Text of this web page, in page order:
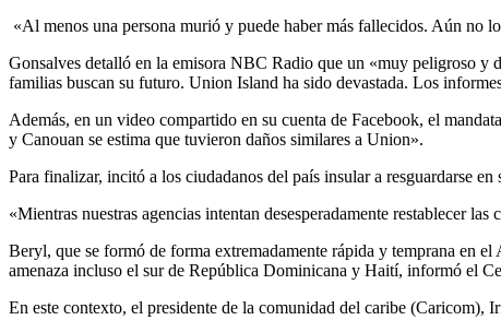
«Al menos una persona murió y puede haber más fallecidos. Aún no
Gonsalves detalló en la emisora NBC Radio que un «muy peligroso y
familias buscan su futuro. Union Island ha sido devastada. Los
Además, en un video compartido en su cuenta de Facebook, el
y Canouan se estima que tuvieron daños similares a Union».
Para finalizar, incitó a los ciudadanos del país insular a resguardarse
«Mientras nuestras agencias intentan desesperadamente restablecer
Beryl, que se formó de forma extremadamente rápida y temprana en
amenaza incluso el sur de República Dominicana y Haití, informó el
En este contexto, el presidente de la comunidad del caribe